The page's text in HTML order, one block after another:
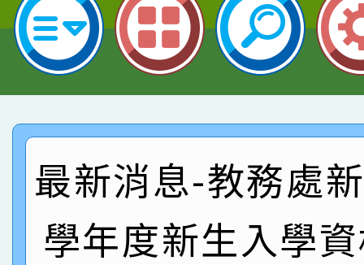
指導老師林老師
賽 劉文瑛教師榮獲教
臺灣台語-第二名
賀！本校參與2026世
市賽榮獲科學小創客佳
創客第三名。
賀！本校參加桃園市中
賽 洪綺君教師榮獲社
名
賀！本校阿巴斯O蜜、
倩參加桃園市科展 國
名 指導老師王老師、
賀！本校四年二班張O
園市英語競賽國小朗讀
賀！本校參加桃園市中
最新消息-教務處
學年度新生入學